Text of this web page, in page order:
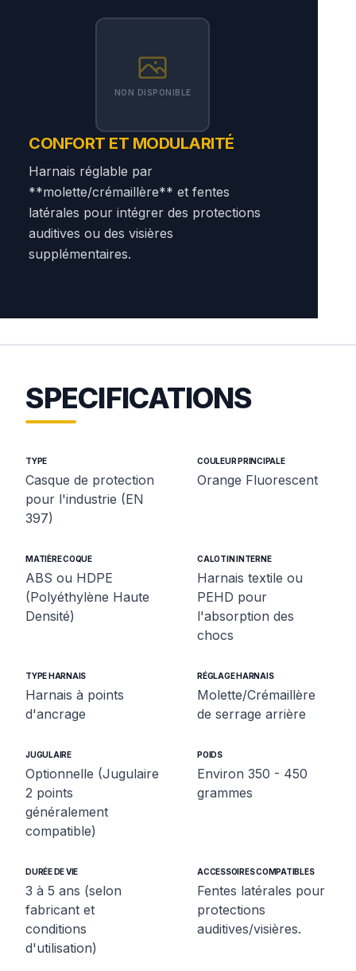
NON DISPONIBLE
CONFORT ET MODULARITÉ
Harnais réglable par
**molette/crémaillère** et fentes
latérales pour intégrer des protections
auditives ou des visières
supplémentaires.
SPECIFICATIONS
TYPE
Casque de protection
pour l'industrie (EN
397)
COULEUR PRINCIPALE
Orange Fluorescent
MATIÈRE COQUE
ABS ou HDPE
(Polyéthylène Haute
Densité)
CALOTIN INTERNE
Harnais textile ou
PEHD pour
l'absorption des
chocs
TYPE HARNAIS
Harnais à points
d'ancrage
RÉGLAGE HARNAIS
Molette/Crémaillère
de serrage arrière
JUGULAIRE
Optionnelle (Jugulaire
2 points
généralement
compatible)
POIDS
Environ 350 - 450
grammes
DURÉE DE VIE
3 à 5 ans (selon
fabricant et
conditions
d'utilisation)
ACCESSOIRES COMPATIBLES
Fentes latérales pour
protections
auditives/visières.